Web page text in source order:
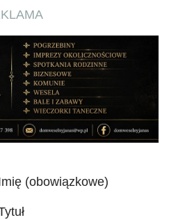
(obowiązkowe)